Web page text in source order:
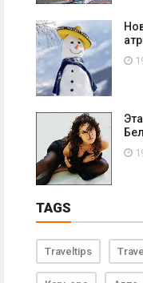
TAGS
Traveltips Travel